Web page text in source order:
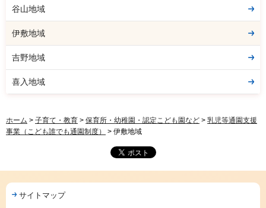
谷山地域
伊敷地域
吉野地域
喜入地域
ホーム > 子育て・教育 > 保育所・幼稚園・認定こども園など > 乳児等通園支援
事業（こども誰でも通園制度）
> 伊敷地域
サイトマップ